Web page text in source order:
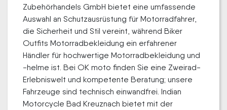
Zubehörhandels GmbH bietet eine umfassende
Auswahl an Schutzausrüstung für Motorradfahrer,
die Sicherheit und Stil vereint, während Biker
Outfits Motorradbekleidung ein erfahrener
Händler für hochwertige Motorradbekleidung und
-helme ist. Bei OK moto finden Sie eine Zweirad-
Erlebniswelt und kompetente Beratung; unsere
Fahrzeuge sind technisch einwandfrei. Indian
Motorcycle Bad Kreuznach bietet mit der